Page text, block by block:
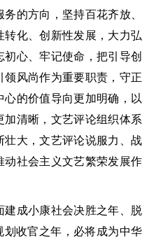
的方向，坚持百花齐放、
化、创新性发展，大力弘
心、牢记使命，把引导创
风尚作为重要职责，守正
的价值导向更加明确，以
清晰，文艺评论组织体系
大，文艺评论说服力、战
社会主义文艺繁荣发展作
成小康社会决胜之年、脱
划收官之年，必将成为中华